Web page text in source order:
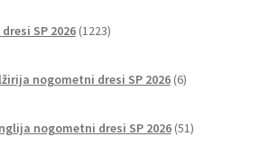
SP 2026 1223izdelkov
nogometni dresi SP 2026 6izdelkov
nogometni dresi SP 2026 51izdelkov